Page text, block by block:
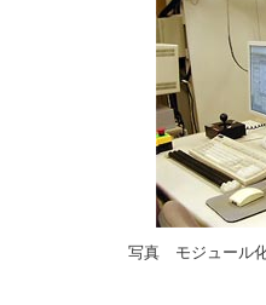
写真 モジュール化